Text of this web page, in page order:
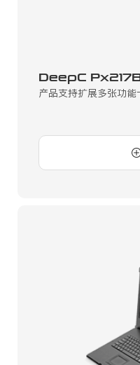
DeepC
产品支持扩展多张功能